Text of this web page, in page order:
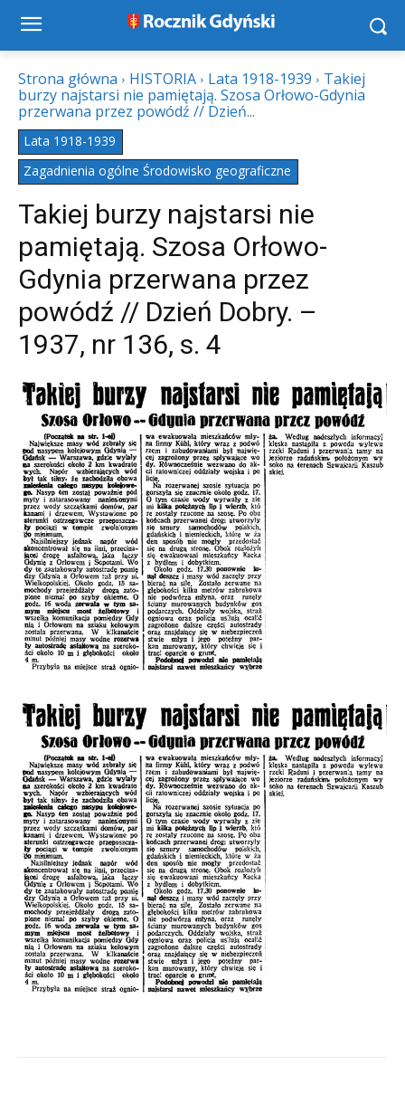
Strona główna HISTORIA Lata 1918-1939
Takiej
burzy najstarsi nie pamiętają. Szosa Orłowo-Gdynia
przerwana przez powódź // Dzień...
Lata 1918-1939
Zagadnienia ogólne Środowisko geograficzne
Takiej burzy najstarsi nie
pamiętają. Szosa Orłowo-
Gdynia przerwana przez
powódź // Dzień Dobry. –
1937, nr 136, s. 4